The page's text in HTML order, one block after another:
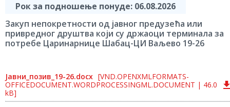
Рок за подношење понуде: 06.08.2026
Закуп непокретности од јавног предузећа или
привредног друштва који су држаоци терминала за
потребе Царинарнице Шабац-ЦИ Ваљево 19-26
Јавни_позив_19-26.docx [VND.OPENXMLFORMATS-
OFFICEDOCUMENT.WORDPROCESSINGML.DOCUMENT | 46.0
kB]